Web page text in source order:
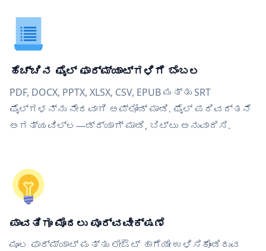
ಹೆಚ್ಚಿನ ಫೈಲ್ ಫಾರ್ಮ್ಯಾಟ್‌ಗಳಿಗೆ ಬೆಂಬಲ
PDF, DOCX, PPTX, XLSX, CSV, EPUB ಮತ್ತು SRT
ಫೈಲ್‌ಗಳನ್ನು ನೇರವಾಗಿ ಅಪ್ಲೋಡ್ ಮಾಡಿ. ಫೈಲ್ ಪರಿವರ್ತನೆ
ಅಗತ್ಯವಿಲ್ಲ—ಡ್ರ್ಯಾಗ್ ಮಾಡಿ, ಬಿಟ್ಟು ಅನುವಾದಿಸಿ.
ಪಾವತಿಗೂ ಮೊದಲು ಪೂರ್ವವೀಕ್ಷಣೆ
ಮೂಲ ಫಾರ್ಮ್ಯಾಟ್ ಮತ್ತು ಲೇಔಟ್ ಹಾಗೆಯೇ ಉಳಿಸಿಕೊಂಡಿರುವ